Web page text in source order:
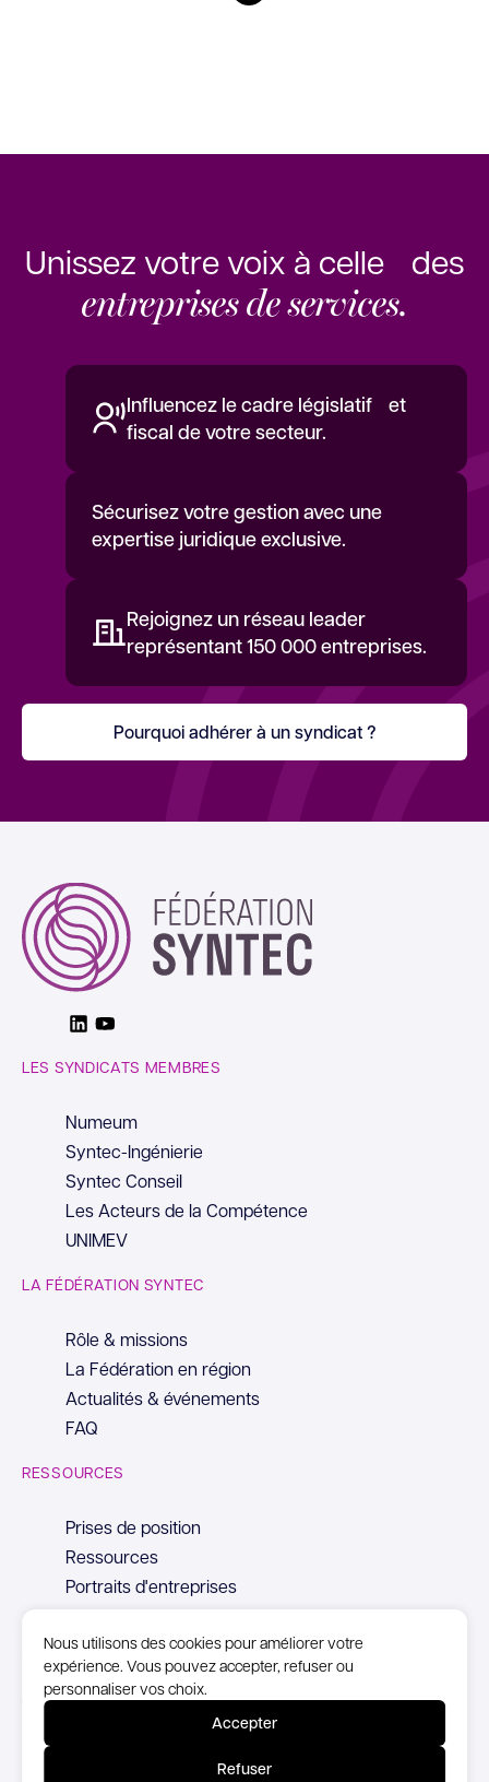
Nous utilisons des cookies pour améliorer votre
expérience. Vous pouvez accepter, refuser ou
personnaliser vos choix.
Accepter
Refuser
Unissez votre voix à celle des
entreprises de services.
Influencez le cadre législatif et
fiscal de votre secteur.
Sécurisez votre gestion avec une
expertise juridique exclusive.
Rejoignez un réseau leader
représentant 150 000 entreprises.
Pourquoi adhérer à un syndicat ?
LinkedinYoutube
LES SYNDICATS MEMBRES
Numeum
Syntec-Ingénierie
Syntec Conseil
Les Acteurs de la Compétence
UNIMEV
LA FÉDÉRATION SYNTEC
Rôle & missions
La Fédération en région
Actualités & événements
FAQ
RESSOURCES
Prises de position
Ressources
Portraits d'entreprises
© Copyright Syntec, 2026
Politique de confidentialité